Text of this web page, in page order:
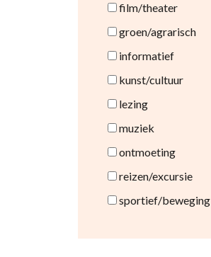
film/theater
groen/agrarisch
informatief
kunst/cultuur
lezing
muziek
ontmoeting
reizen/excursie
sportief/beweging